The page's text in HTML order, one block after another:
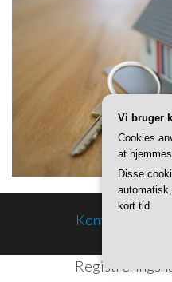
Kontakt og Om
Vi bruger
Cookies
at
Disse
kort tid.